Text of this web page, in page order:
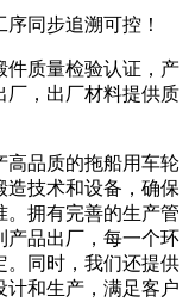
同步追溯可控！
件质量检验认证，产
厂，出厂材料提供质
高品质的拖船用车轮
造技术和设备，确保
。拥有完善的生产管
产品出厂，每一个环
。同时，我们还提供
计和生产，满足客户